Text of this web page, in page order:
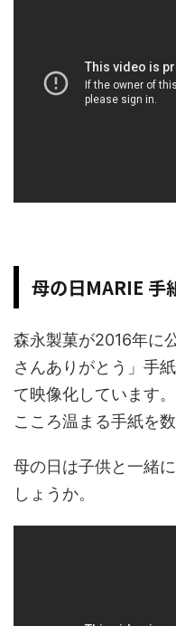
母の日MARIE 手
森永製菓が2016年に
さんありがとう」手
て映像化しています
こころ温まる手紙を
母の日は子供と一緒
しょうか。